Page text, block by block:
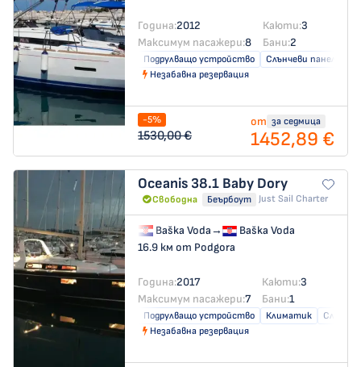
Година:2012 Каюти:3
Максимум пасажери:8 Бани:2
Подрулващо устройство
Слънчеви панели
Незабавна резервация
-5%
1530,00 €
от за седмица
1452,89 €
Oceanis 38.1 Baby Dory
Свободна Беърбоут Just Sail Charter
Baška Voda→
Baška Voda
16.9 км от Podgora
Година:2017 Каюти:3
Максимум пасажери:7 Бани:1
Подрулващо устройство Климатик
Незабавна резервация